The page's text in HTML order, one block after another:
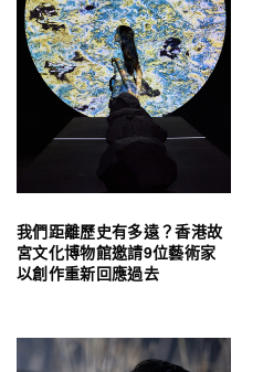
我們距離歷史有多遠？香港故
宮文化博物館邀請9位藝術家
以創作重新回應過去